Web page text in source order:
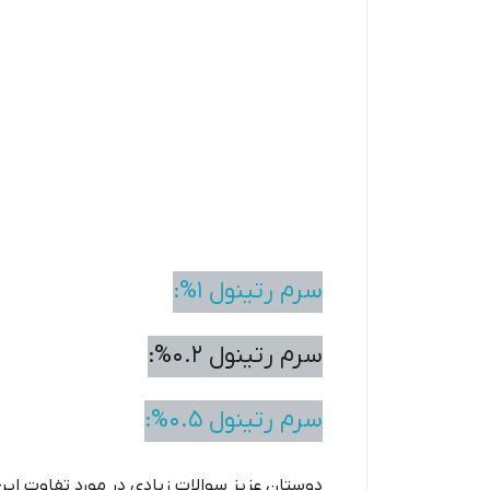
سرم رتینول 1%:
سرم رتینول 0.2%:
سرم رتینول 0.5%:
دوستان عزیز سوالات زیادی در مورد تفاوت این 3 محصول داشتند سعی می کنیم جوابگوی سوالات شما